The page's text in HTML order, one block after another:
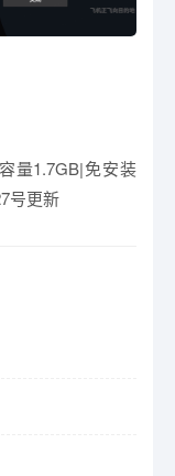
量1.7GB|免安装
号更新